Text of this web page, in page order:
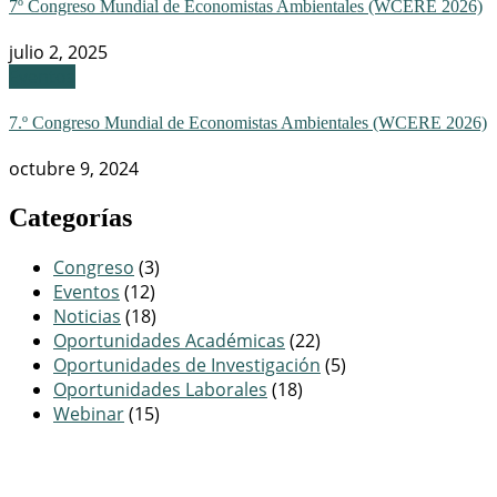
7º Congreso Mundial de Economistas Ambientales (WCERE 2026)
julio 2, 2025
7.º Congreso Mundial de Economistas Ambientales (WCERE 2026)
octubre 9, 2024
Categorías
Congreso (3)
Eventos (12)
Noticias (18)
Oportunidades Académicas (22)
Oportunidades de Investigación (5)
Oportunidades Laborales (18)
Webinar(15)